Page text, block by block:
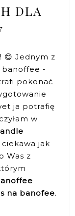
DLA
😋 Jednym z
-
pokonać
ja potrafię
w
ciekawa jak
Was z
na banofee.